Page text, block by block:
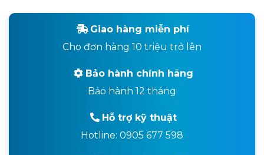
Giao hàng miễn phí
Cho đơn hàng 10 triệu trở lên
Bảo hành chính hãng
Bảo hành 12 tháng
Hỗ trợ kỹ thuật
Hotline: 0905 677 598